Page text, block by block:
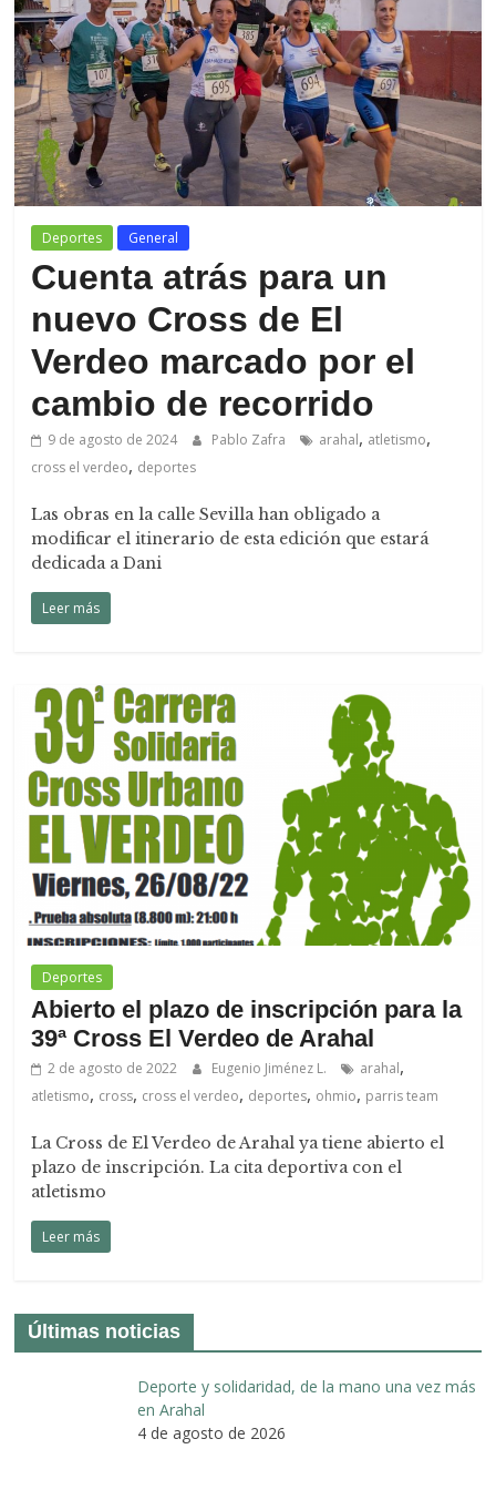
Arahal
Deportes General
Cuenta atrás para un
nuevo Cross de El
Verdeo marcado por el
cambio de recorrido
9 de agosto de 2024 Pablo Zafra arahal, atletismo,
cross el verdeo, deportes
Las obras en la calle Sevilla han obligado a
modificar el itinerario de esta edición que estará
dedicada a Dani
Leer más
Deportes
Abierto el plazo de inscripción para la
39ª Cross El Verdeo de Arahal
2 de agosto de 2022 Eugenio Jiménez L. arahal,
atletismo, cross, cross el verdeo, deportes, ohmio, parris team
La Cross de El Verdeo de Arahal ya tiene abierto el
plazo de inscripción. La cita deportiva con el
atletismo
Leer más
Últimas noticias
Deporte y solidaridad, de la mano una vez más
en Arahal
4 de agosto de 2026